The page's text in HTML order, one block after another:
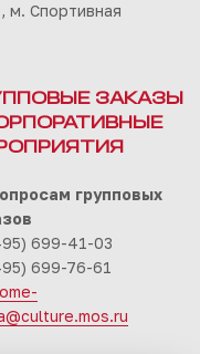
м. Спортивная
ЗАКАЗЫ
групповых
699-41-03
699-76-61